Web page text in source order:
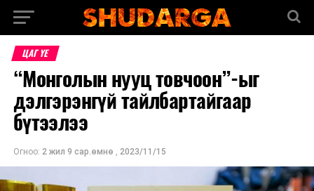
ЦАГ ҮЕ
“Монголын нууц товчоон”-ыг
дэлгэрэнгүй тайлбартайгаар
бүтээлээ
Огноо: 2 жил 9 сар.өмнө , 2023/11/15